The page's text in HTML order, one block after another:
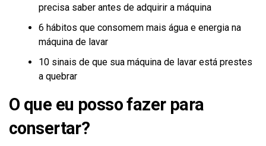
precisa saber antes de adquirir a máquina
6 hábitos que consomem mais água e energia na
máquina de lavar
10 sinais de que sua máquina de lavar está prestes
a quebrar
O que eu posso fazer para
consertar?